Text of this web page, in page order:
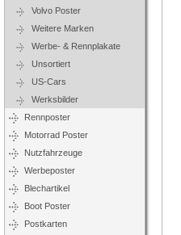
Volvo Poster
Weitere Marken
Werbe- & Rennplakate
Unsortiert
US-Cars
Werksbilder
Rennposter
Motorrad Poster
Nutzfahrzeuge
Werbeposter
Blechartikel
Boot Poster
Postkarten